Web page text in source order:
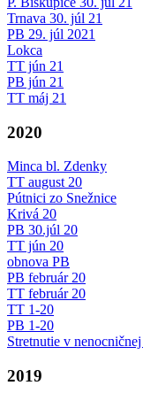
Trnava 30. júl 21
PB 29. júl 2021
Lokca
TT jún 21
PB jún 21
TT máj 21
2020
Minca bl. Zdenky
TT august 20
Pútnici zo Snežnice
Krivá 20
PB 30.júl 20
TT jún 20
obnova PB
PB február 20
TT február 20
TT 1-20
PB 1-20
Stretnutie v
2019